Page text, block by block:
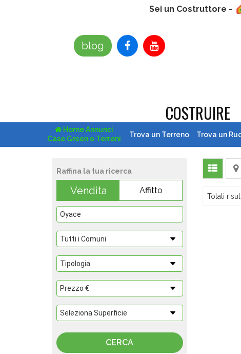
Sei un Costruttore -
blog
COSTRUIRE
Home Annunci
Case Green e Terreni
Trova un Terreno Trova un
Raffina la tua ricerca
Vendita Affitto
Totali